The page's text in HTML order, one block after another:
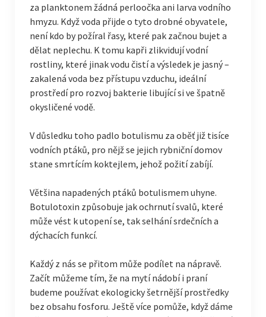
za planktonem žádná perloočka ani larva vodního
hmyzu. Když voda přijde o tyto drobné obyvatele,
není kdo by požíral řasy, které pak začnou bujet a
dělat neplechu. K tomu kapři zlikvidují vodní
rostliny, které jinak vodu čistí a výsledek je jasný –
zakalená voda bez přístupu vzduchu, ideální
prostředí pro rozvoj bakterie libující si ve špatně
okysličené vodě.
V důsledku toho padlo botulismu za oběť již tisíce
vodních ptáků, pro nějž se jejich rybniční domov
stane smrtícím koktejlem, jehož požití zabíjí.
Většina napadených ptáků botulismem uhyne.
Botulotoxin způsobuje jak ochrnutí svalů, které
může vést k utopení se, tak selhání srdečních a
dýchacích funkcí.
Každý z nás se přitom může podílet na nápravě.
Začít můžeme tím, že na mytí nádobí i praní
budeme používat ekologicky šetrnější prostředky
bez obsahu fosforu. Ještě více pomůže, když dáme